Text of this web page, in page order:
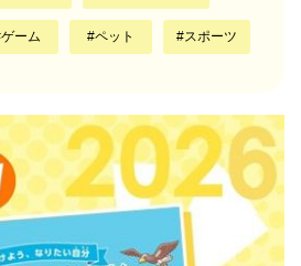
ゲーム ペット スポーツ